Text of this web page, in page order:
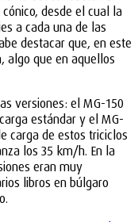
desde el cual la
a cada una de las
destacar que, en este
algo que en aquellos
versiones: el MG-150
estándar y el MG-
carga de estos triciclos
los 35 km/h. En la
eran muy
libros en búlgaro